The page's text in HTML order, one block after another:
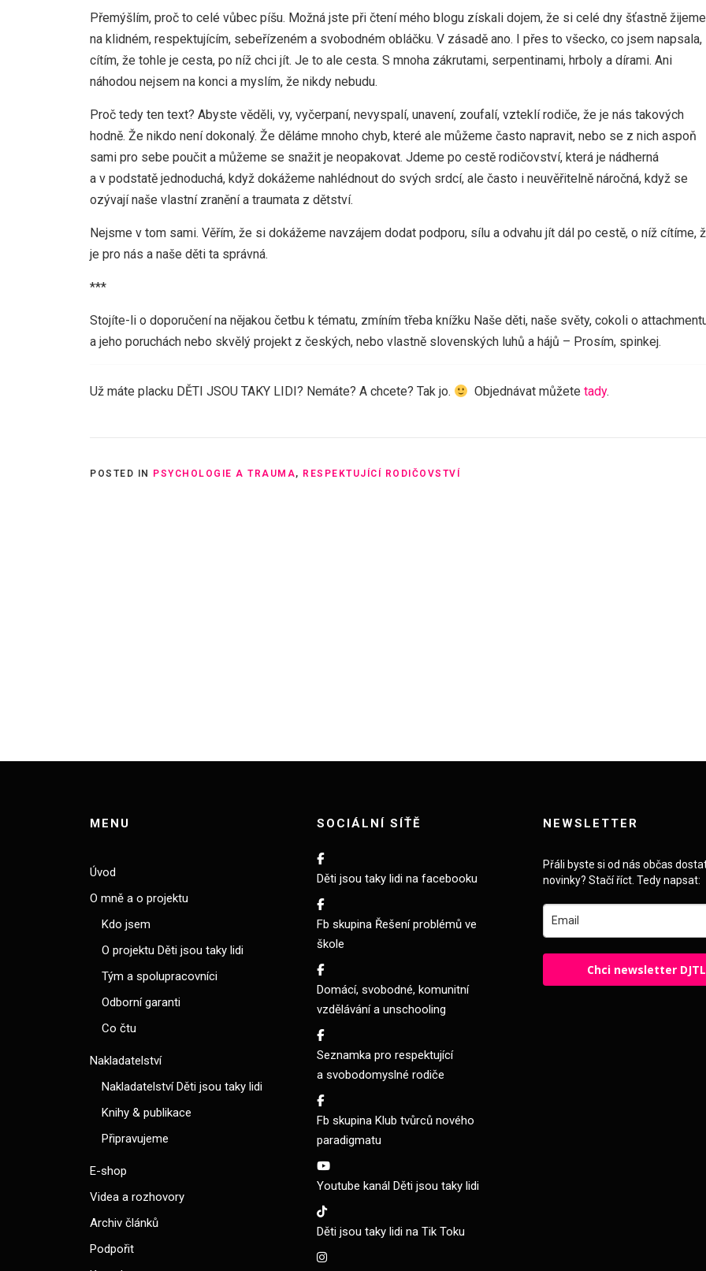
Přemýšlím, proč to celé vůbec píšu. Možná jste při čtení mého blogu získali dojem, že si celé dny šťastně žijeme
na klidném, respektujícím, sebeřízeném a svobodném obláčku. V zásadě ano. I přes to všecko, co jsem napsala,
cítím, že tohle je cesta, po níž chci jít. Je to ale cesta. S mnoha zákrutami, serpentinami, hrboly a dírami. Ani
náhodou nejsem na konci a myslím, že nikdy nebudu.
Proč tedy ten text? Abyste věděli, vy, vyčerpaní, nevyspalí, unavení, zoufalí, vzteklí rodiče, že je nás takových
hodně. Že nikdo není dokonalý. Že děláme mnoho chyb, které ale můžeme často napravit, nebo se z nich aspoň
sami pro sebe poučit a můžeme se snažit je neopakovat. Jdeme po cestě rodičovství, která je nádherná
a v podstatě jednoduchá, když dokážeme nahlédnout do svých srdcí, ale často i neuvěřitelně náročná, když se
ozývají naše vlastní zranění a traumata z dětství.
Nejsme v tom sami. Věřím, že si dokážeme navzájem dodat podporu, sílu a odvahu jít dál po cestě, o níž cítíme,
je pro nás a naše děti ta správná.
***
Stojíte-li o doporučení na nějakou četbu k tématu, zmíním třeba knížku Naše děti, naše světy, cokoli o
a jeho poruchách nebo skvělý projekt z českých, nebo vlastně slovenských luhů a hájů – Prosím, spinkej.
Už máte placku DĚTI JSOU TAKY LIDI? Nemáte? A chcete? Tak jo. Objednávat můžetetady.
POSTED IN PSYCHOLOGIE A TRAUMA, RESPEKTUJÍCÍ RODIČOVSTVÍ
MENU
Úvod
O mně a o projektu
Kdo jsem
O projektu Děti jsou taky lidi
Tým a spolupracovníci
Odborní garanti
Co čtu
Nakladatelství
Nakladatelství Děti jsou taky lidi
Knihy & publikace
Připravujeme
E-shop
Videa a rozhovory
Archiv článků
Podpořit
SOCIÁLNÍ SÍŤĚ
Děti jsou taky lidi na facebooku
Fb skupina Řešení problémů ve
škole
Domácí, svobodné, komunitní
vzdělávání a unschooling
Seznamka pro respektující
a svobodomyslné rodiče
Fb skupina Klub tvůrců nového
paradigmatu
Youtube kanál Děti jsou taky lidi
Děti jsou taky lidi na Tik Toku
NEWSLETTER
Přáli byste si od nás občas
novinky? Stačí říct. Tedy napsat:
Chci newsletter DJTL